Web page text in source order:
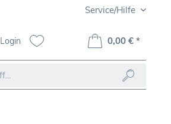
Service/Hilfe
Login 0,00 € *